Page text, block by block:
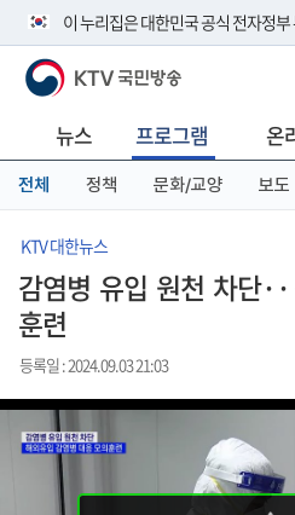
이 누리집은 대한민국 공식 전자정
공식 누리집 주소 확인하기
니다.
이밖에 or.kr 또는 .kr등 다른 도메인
서 도메인 주소를 확인해 보세요
KTV 국민방송
뉴스 프로그램 온
전체 정책 문화/교양 보도
KTV 대한뉴스
감염병 유입 원천 차단
훈련
등록일 : 2024.09.03 21:03